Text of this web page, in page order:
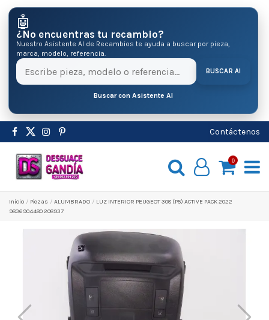
🤖
¿No encuentras tu recambio?
Nuestro Asistente AI de Recambios te ayuda a buscar por pieza,
marca, modelo, referencia.
BUSCAR AI
Buscar con Asistente AI
Contáctenos
0
Inicio Pіezas ALUMBRADO
LUZ INTERIOR PEUGEOT 308 (P5) ACTIVE PACK 2022
9836904480 208937